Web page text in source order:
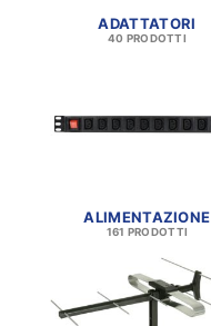
ADATTATORI
40 PRODOTTI
ALIMENTAZIONE
161 PRODOTTI